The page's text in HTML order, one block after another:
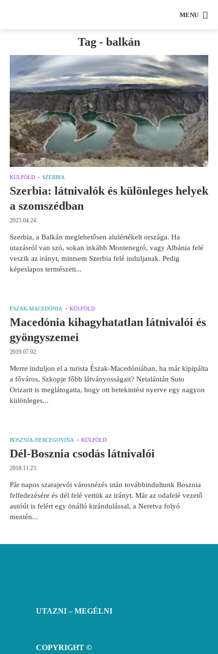
MENU
Tag - balkán
KÜLFÖLD SZERBIA
Szerbia: látnivalók és különleges helyek
a szomszédban
2023.04.24.
Szerbia, a Balkán meglehetősen alulértékelt országa. Ha
utazásról van szó, sokan inkább Montenegró, vagy Albánia felé
veszik az irányt, mintsem Szerbia felé induljanak. Pedig
képeslapos természeti...
ÉSZAK-MACEDÓNIA KÜLFÖLD
Macedónia kihagyhatatlan látnivalói és
gyöngyszemei
2019.07.02.
Merre induljon el a turista Észak-Macedóniában, ha már kipipálta
a főváros, Szkopje főbb látványosságait? Netalántán Suto
Orizarit is meglátogatta, hogy ott betekintést nyerve egy nagyon
különleges...
BOSZNIA-HERCEGOVINA KÜLFÖLD
Dél-Bosznia csodás látnivalói
2018.11.23.
Pár napos szarajevói városnézés után továbbindultunk Bosznia
felfedezésére és dél felé vettük az irányt. Már az odafelé vezető
autóút is felért egy önálló kirándulással, a Neretva folyó
mentén...
UTAZNI – MEGÉLNI
COPYRIGHT ©